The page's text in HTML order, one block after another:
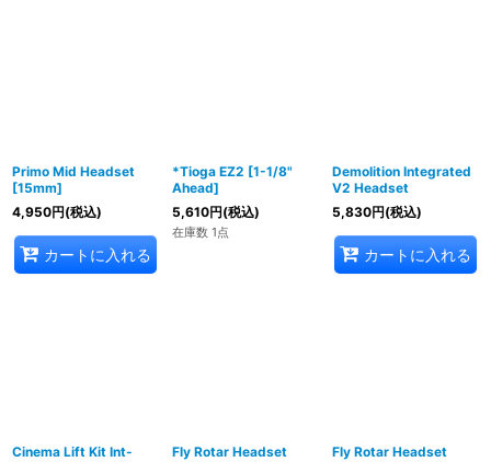
Primo Mid Headset
[15mm]
4,950円(税込)
カートに入れる
*Tioga EZ2 [1-1/8"
Ahead]
5,610円(税込)
在庫数 1点
Demolition Integrated
V2 Headset
5,830円(税込)
カートに入れる
Cinema Lift Kit Int-
Fly Rotar Headset
Fly Rotar Headset